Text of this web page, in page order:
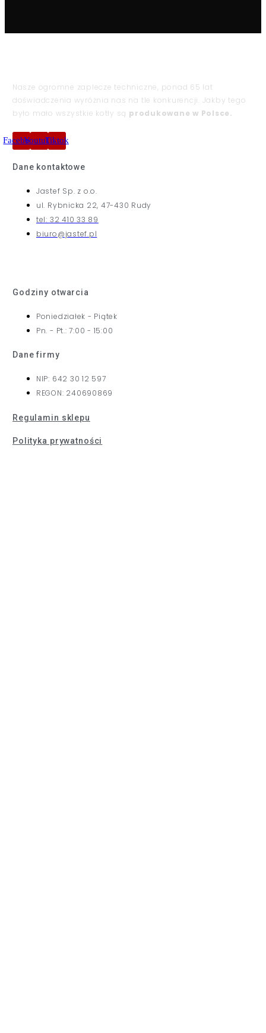
Nasze ogromne zaplecze techniczne, ponad 65 lat
doświadczenia wyróżnia nas na tle konkurencji. Jakby tego
było mało wszystkie kotły są produkowane w Polsce.
FacebookYoutubeTiktok
Dane kontaktowe
Jastef Sp. z o.o.
ul. Rybnicka 22, 47-430 Rudy
tel: 32 410 33 89
biuro@jastef.pl
Godziny otwarcia
Poniedziałek - Piątek
Pn. - Pt.: 7:00 - 15:00
Dane firmy
NIP: 642 30 12 597
REGON: 240690869
Regulamin sklepu
Polityka prywatności